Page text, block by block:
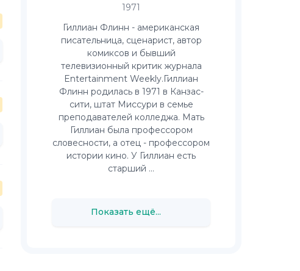
1971
Гиллиан Флинн - американская
писательница, сценарист, автор
комиксов и бывший
телевизионный критик журнала
Entertainment Weekly.Гиллиан
Флинн родилась в 1971 в Канзас-
сити, штат Миссури в семье
преподавателей колледжа. Мать
Гиллиан была профессором
словесности, а отец - профессором
истории кино. У Гиллиан есть
старший ...
Показать ещё...